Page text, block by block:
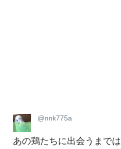
@nnk775a
あの鶏たちに出会うまでは